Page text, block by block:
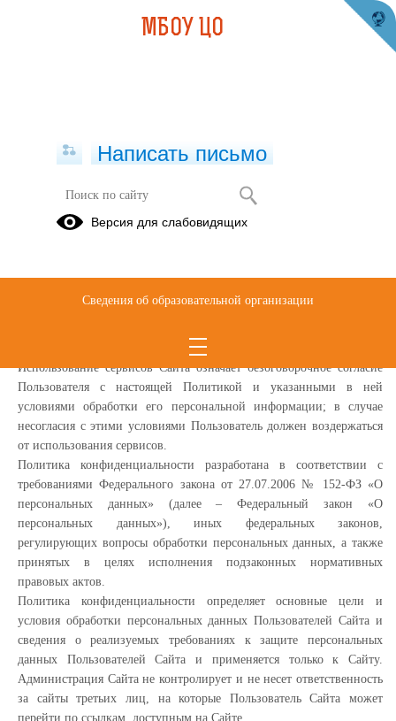
Политика конфиденциальности
города Сарова, (далее – Администрация Сайта) применяется при
Использование сервисов Сайта означает безоговорочное согласие
Пользователя с настоящей Политикой и указанными в ней
условиями обработки его персональной информации; в случае
несогласия с этими условиями Пользователь должен воздержаться
от использования сервисов.
Политика конфиденциальности разработана в соответствии с
требованиями Федерального закона от 27.07.2006 № 152-ФЗ «О
персональных данных» (далее – Федеральный закон «О
персональных данных»), иных федеральных законов,
регулирующих вопросы обработки персональных данных, а также
принятых в целях исполнения подзаконных нормативных
правовых актов.
Политика конфиденциальности определяет основные цели и
условия обработки персональных данных Пользователей Сайта и
сведения о реализуемых требованиях к защите персональных
данных Пользователей Сайта и применяется только к Сайту.
Администрация Сайта не контролирует и не несет ответственность
за сайты третьих лиц, на которые Пользователь Сайта может
перейти по ссылкам, доступным на Сайте.
МБОУ ЦО
Написать письмо
Версия для слабовидящих
Сведения об образовательной организации